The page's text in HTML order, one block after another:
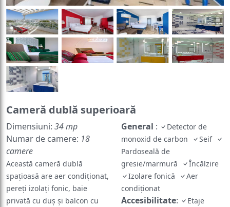
Cameră dublă superioară
Dimensiuni: 34 mp
Numar de camere: 18
camere
Această cameră dublă
spațioasă are aer condiționat,
pereți izolați fonic, baie
privată cu duș și balcon cu
General :
Detector de
monoxid de carbon
Seif
Pardoseală de
gresie/marmură
Încălzire
Izolare fonică
Aer
condiționat
Accesibilitate:
Etaje